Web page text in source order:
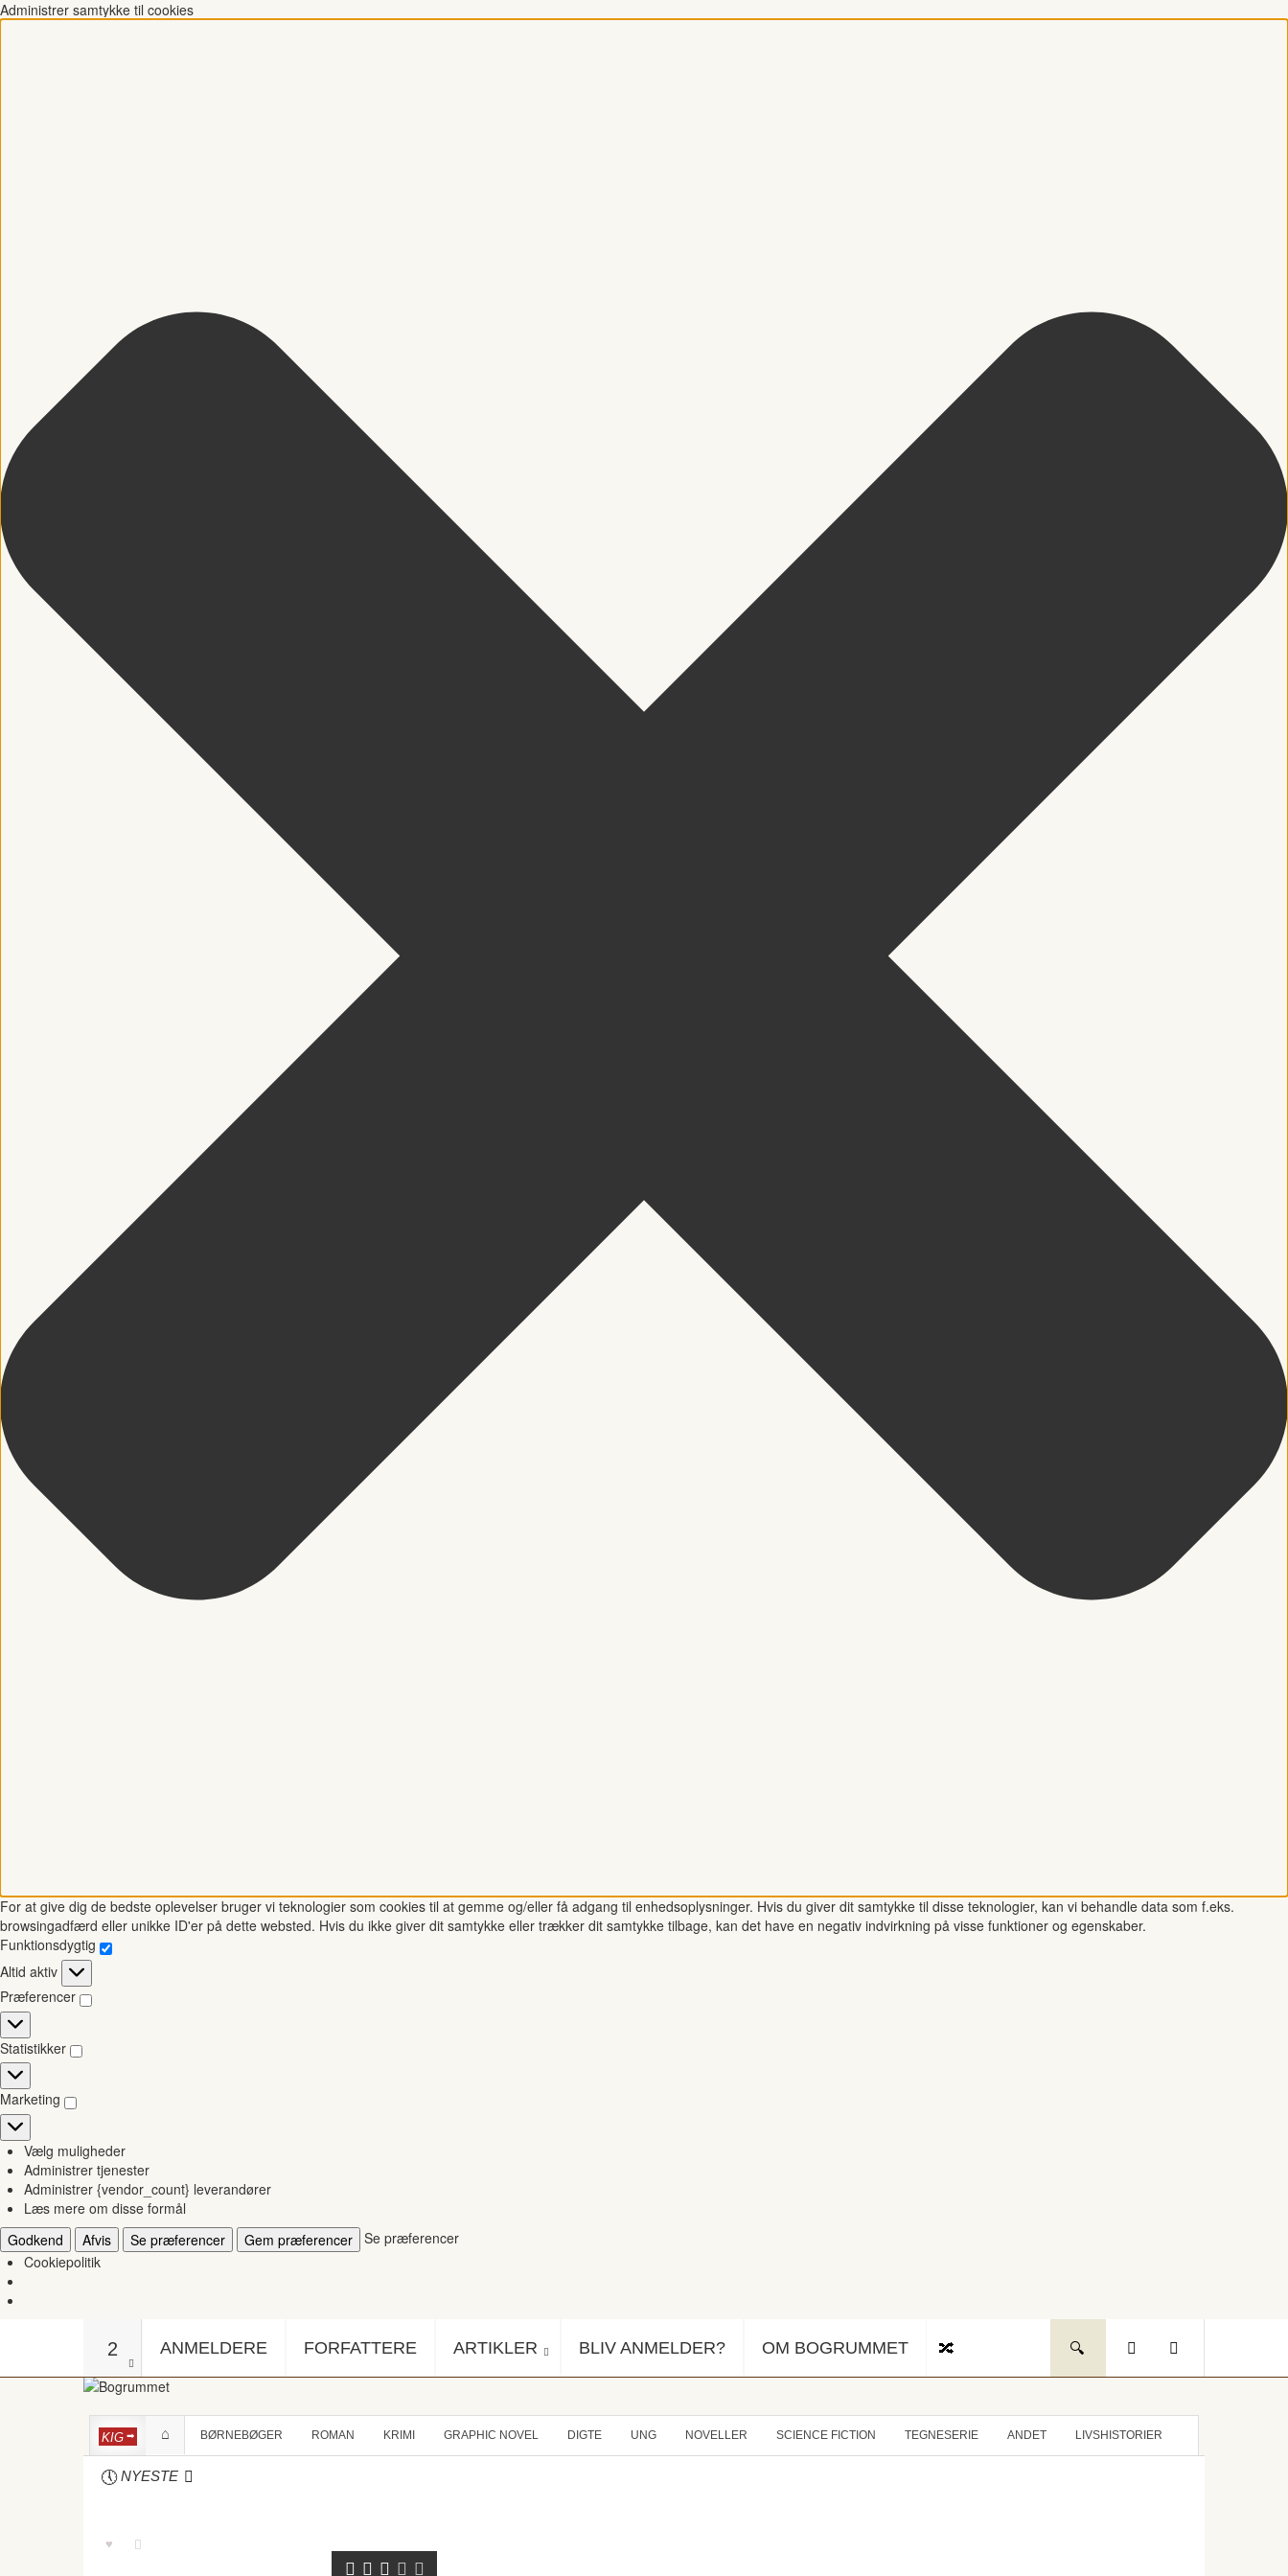
Administrer samtykke til cookies
For at give dig de bedste oplevelser bruger vi teknologier som cookies til at gemme og/eller få adgang til enhedsoplysninger. Hvis du giver dit samtykke til disse teknologier, kan vi behandle data som f.eks.
browsingadfærd eller unikke ID'er på dette websted. Hvis du ikke giver dit samtykke eller trækker dit samtykke tilbage, kan det have en negativ indvirkning på visse funktioner og egenskaber.
Funktionsdygtig
Funktionsdygtig
Altid aktiv
Præferencer
Præferencer
Statistikker
Statistikker
Marketing
Marketing
Vælg muligheder
Administrer tjenester
Administrer {vendor_count} leverandører
Læs mere om disse formål
Godkend
Afvis Se præferencer Gem præferencer Se præferencer
Cookiepolitik
2 ANMELDERE FORFATTERE ARTIKLER BLIV ANMELDER? OM BOGRUMMET
KIG BØRNEBØGER ROMAN KRIMI GRAPHIC NOVEL DIGTE UNG NOVELLER SCIENCE FICTION TEGNESERIE ANDET LIVSHISTORIER
NYESTE